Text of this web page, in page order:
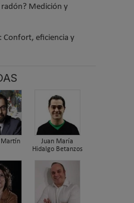
radón? Medición y
Confort, eficiencia y
Martín
Juan María
Hidalgo Betanzos